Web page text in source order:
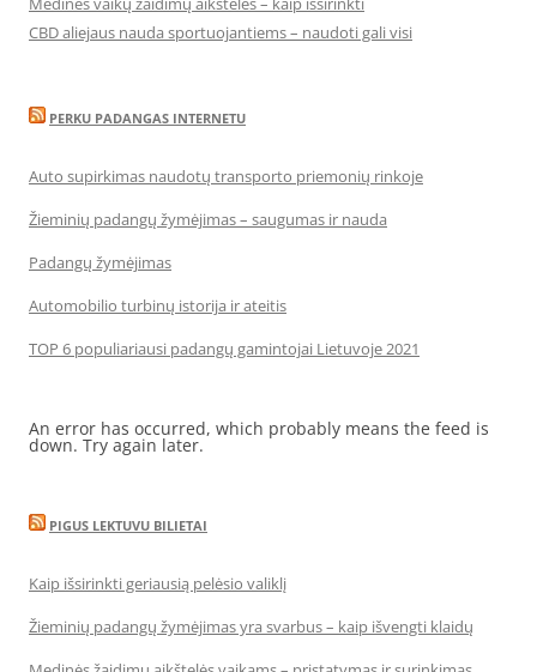
CBD aliejaus nauda sportuojantiems – naudoti gali visi
PERKU PADANGAS INTERNETU
Auto supirkimas naudotų transporto priemonių rinkoje
Žieminių padangų žymėjimas – saugumas ir nauda
Padangų žymėjimas
Automobilio turbinų istorija ir ateitis
TOP 6 populiariausi padangų gamintojai Lietuvoje 2021
An error has occurred, which probably means the feed is
down. Try again later.
PIGUS LEKTUVU BILIETAI
Kaip išsirinkti geriausią pelėsio valiklį
Žieminių padangų žymėjimas yra svarbus – kaip išvengti klaidų